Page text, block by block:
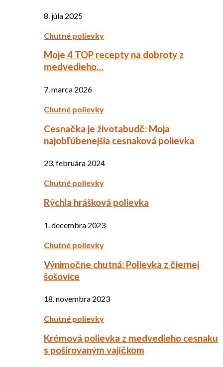
8. júla 2025
Chutné polievky
Moje 4 TOP recepty na dobroty z
medvedieho…
7. marca 2026
Chutné polievky
Cesnačka je životabudč: Moja
najobľúbenejšia cesnaková polievka
23. februára 2024
Chutné polievky
Rýchla hrášková polievka
1. decembra 2023
Chutné polievky
Výnimočne chutná: Polievka z čiernej
šošovice
18. novembra 2023
Chutné polievky
Krémová polievka z medvedieho cesnaku
s pošírovaným vajíčkom